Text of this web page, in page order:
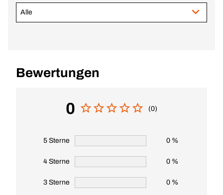
Alle
Bewertungen
0 (0)
5 Sterne 0 %
4 Sterne 0 %
3 Sterne 0 %